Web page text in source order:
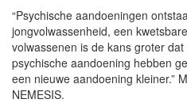
“Psychische aandoeningen
jongvolwassenheid, een
volwassenen is de kans groter
psychische aandoening hebben
een nieuwe aandoening kleiner.”
NEMESIS.